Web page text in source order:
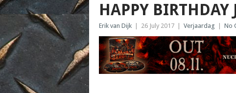
HAPPY
Erik van Dijk 26 July 2017 Verjaardag No